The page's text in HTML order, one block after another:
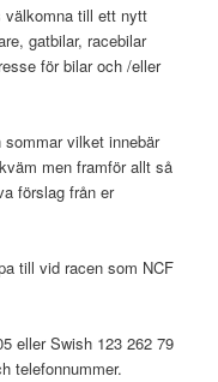
välkomna till ett nytt
gatbilar, racebilar
för bilar och /eller
vilket innebär
men framför allt så
förslag från er
till vid racen som NCF
eller Swish 123 262 79
telefonnummer.